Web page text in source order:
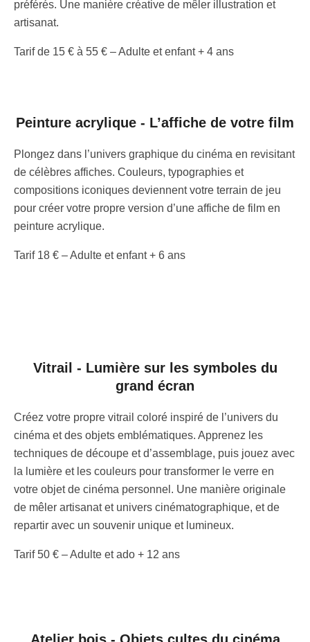
préférés. Une manière créative de mêler illustration et
artisanat.
Tarif de 15 € à 55 € – Adulte et enfant + 4 ans
Peinture acrylique - L’affiche de votre film
Plongez dans l’univers graphique du cinéma en revisitant
de célèbres affiches. Couleurs, typographies et
compositions iconiques deviennent votre terrain de jeu
pour créer votre propre version d’une affiche de film en
peinture acrylique.
Tarif 18 € – Adulte et enfant + 6 ans
Vitrail - Lumière sur les symboles du
grand écran
Créez votre propre vitrail coloré inspiré de l’univers du
cinéma et des objets emblématiques. Apprenez les
techniques de découpe et d’assemblage, puis jouez avec
la lumière et les couleurs pour transformer le verre en
votre objet de cinéma personnel. Une manière originale
de mêler artisanat et univers cinématographique, et de
repartir avec un souvenir unique et lumineux.
Tarif 50 € – Adulte et ado + 12 ans